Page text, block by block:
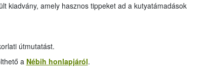
kiadvány, amely hasznos tippeket ad a kutyatámadások
útmutatást.
a Nébih honlapjáról.